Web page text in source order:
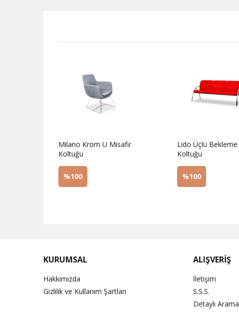
Milano Krom U Misafir
Koltuğu
%100
Lido Üçlü Bekleme
Koltuğu
%100
KURUMSAL
Hakkımızda
Gizlilik ve Kullanım Şartları
ALIŞVERİŞ
İletişim
S.S.S.
Detaylı Arama